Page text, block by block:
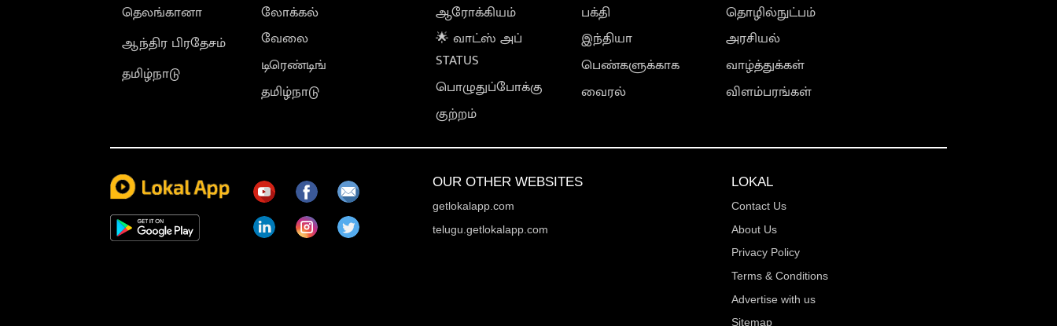
தெலங்கானா
ஆந்திர பிரதேசம்
தமிழ்நாடு
லோக்கல்
வேலை
டிரெண்டிங்
தமிழ்நாடு
ஆரோக்கியம்
🌟 வாட்ஸ் அப்
STATUS
பொழுதுப்போக்கு
குற்றம்
பக்தி
இந்தியா
பெண்களுக்காக
வைரல்
தொழில்நுட்பம்
அரசியல்
வாழ்த்துக்கள்
விளம்பரங்கள்
OUR OTHER WEBSITES
getlokalapp.com
telugu.getlokalapp.com
LOKAL
Contact Us
About Us
Privacy Policy
Terms & Conditions
Advertise with us
Sitemap